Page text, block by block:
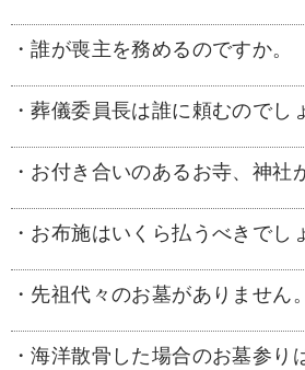
たいという想いから、提供を
となりました。
なっている事からご準備され
みつわにご相談ください。
みつわの経験豊富なディレク
のなどを葬儀に活かせる方法
る方法をともに考えます。ホ
・誰が喪主を務めるのですか。
配偶者の方が喪主をされるの
事が多くあります。配偶者や
る場合もあります。 ※喪主
します。
・葬儀委員長は誰に頼むのでし
葬儀における決定事項や手配
般的です。社葬では会社を引
・お付き合いのあるお寺、神社
みつわでは、宗教・宗派をご
なっている寺院などがなく
安心ください。
・お布施はいくら払うべきでし
宗教者様にご挨拶の連絡を入
いかほどご用意したらよろし
・先祖代々のお墓がありません。
まずはお話を伺い、安心いた
・海洋散骨した場合のお墓参り